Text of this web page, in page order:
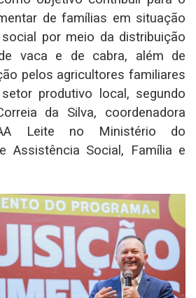
de famílias em situação
social por meio da distribuição
vaca e de cabra, além de
pelos agricultores familiares
produtivo local, segundo
da Silva, coordenadora
Leite no Ministério do
Assistência Social, Família e